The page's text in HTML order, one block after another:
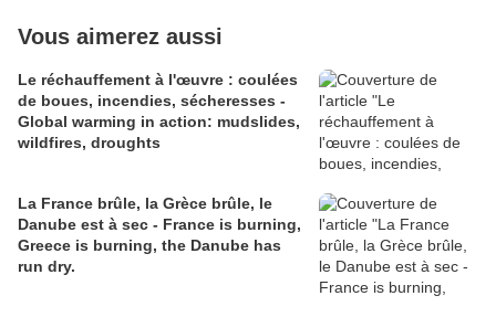
Vous aimerez aussi
Le réchauffement à l'œuvre : coulées
de boues, incendies, sécheresses -
Global warming in action: mudslides,
wildfires, droughts
La France brûle, la Grèce brûle, le
Danube est à sec - France is burning,
Greece is burning, the Danube has
run dry.